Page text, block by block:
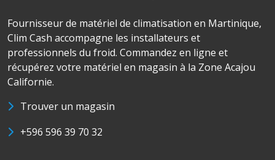
Fournisseur de matériel de climatisation en Martinique,
Clim Cash accompagne les installateurs et
professionnels du froid. Commandez en ligne et
récupérez votre matériel en magasin à la Zone Acajou
Californie.
Trouver un magasin
+596 596 39 70 32